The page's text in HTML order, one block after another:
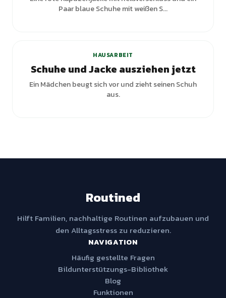
Paar blaue Schuhe mit weißen S...
HAUSARBEIT
Schuhe und Jacke ausziehen jetzt
Ein Mädchen beugt sich vor und zieht seinen Schuh
aus.
Routined
Hilft Familien, nachhaltige Routinen aufzubauen und
den Alltagsstress zu reduzieren.
NAVIGATION
Häufig gestellte Fragen
Bildunterstützungs-Bibliothek
Blog
Funktionen